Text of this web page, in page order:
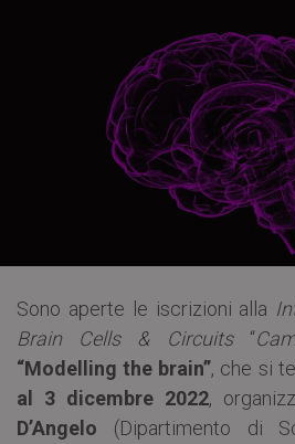
Sono aperte le iscrizioni alla
Brain Cells & Circuits“
“Modelling the brain”, che si
al 3 dicembre 2022,
D’Angelo (Dipartimento di